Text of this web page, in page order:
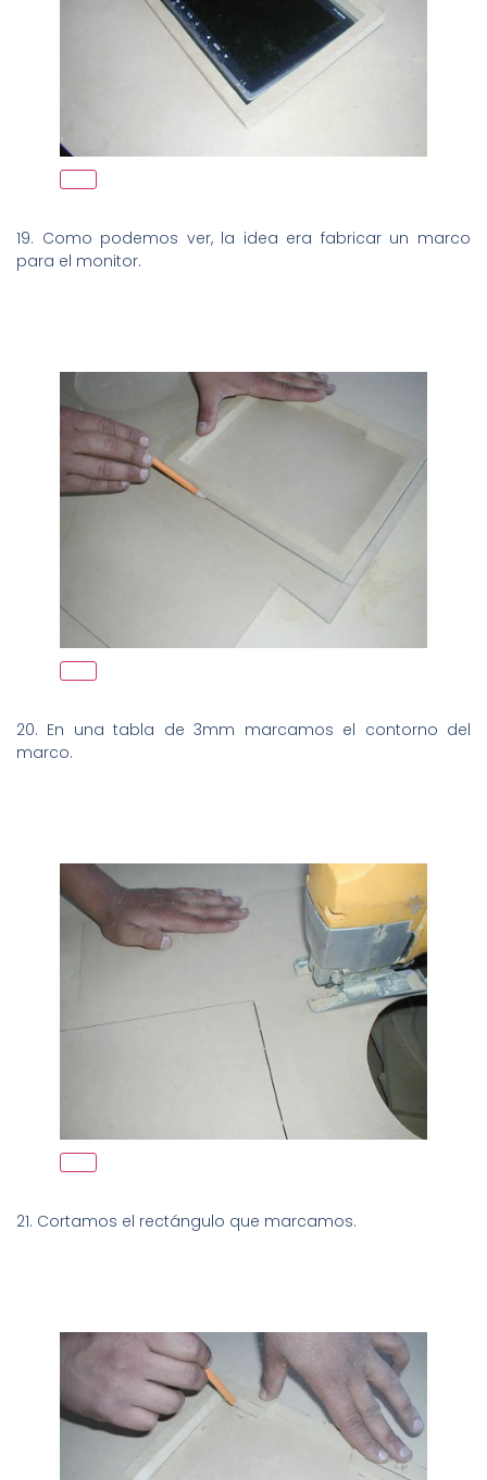
19. Como podemos ver, la idea era fabricar un marco
para el monitor.
20. En una tabla de 3mm marcamos el contorno del
marco.
21. Cortamos el rectángulo que marcamos.